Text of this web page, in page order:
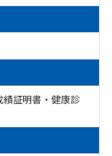
証明書・健康診